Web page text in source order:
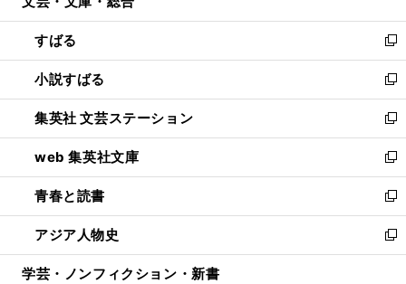
開
く
ウ
で
開
く
ン
ド
ウ
で
開
く
すばる
新
し
い
ウ
ィ
ン
ド
ウ
で
開
く
小説すばる
新
し
い
ウ
ィ
ン
ド
ウ
で
開
集英社 文芸ステーション
新
し
い
ウ
ィ
ン
ド
ウ
web 集英社文庫
新
し
い
ウ
ィ
ン
青春と読書
新
し
い
ウ
アジア人物史
新
し
学芸・ノンフィクション・新書